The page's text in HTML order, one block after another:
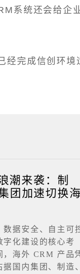
系统还会给企
经完成信创环境
潮来袭：制
团加速切换
数据安全、自主可
字化建设的核心考
，海外 CRM 产品
据国内集团、制造